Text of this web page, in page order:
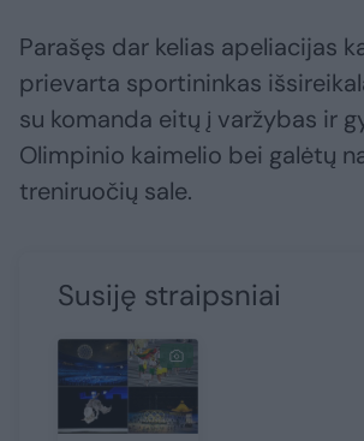
Parašęs dar kelias apeliacijas
prievarta sportininkas
su komanda eitų į varžybas ir
Olimpinio kaimelio bei galėtų
treniruočių sale.
Susiję straipsniai